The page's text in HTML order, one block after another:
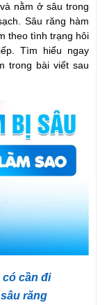
nằm ở sâu trong
Sâu răng hàm
theo tình trạng hôi
Tìm hiểu ngay
trong bài viết sau
cần đi
răng